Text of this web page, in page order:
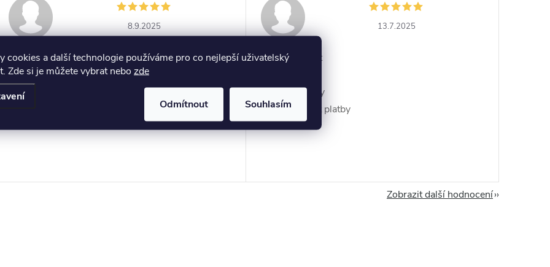
cookies a další technologie používáme pro co nejlepší uživatelský
Zde si je můžete vybrat nebo zde
Odmítnout Souhlasím
8.9.2025
Zboží je skladem a v dostatečném množství jednání
se zákazníky
13.7.2025
+ Rychlost
objednavky
+ Možnost platby
online
Zobrazit další hodnocení